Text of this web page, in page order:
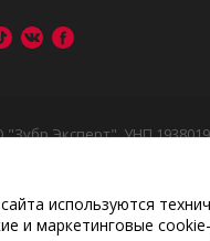
Эксперт", УНП
внимание на то, что
либо
используются
и маркетинговые